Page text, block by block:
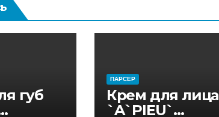
губ
ПАРСЕР
Крем для лица
`A`PIEU`